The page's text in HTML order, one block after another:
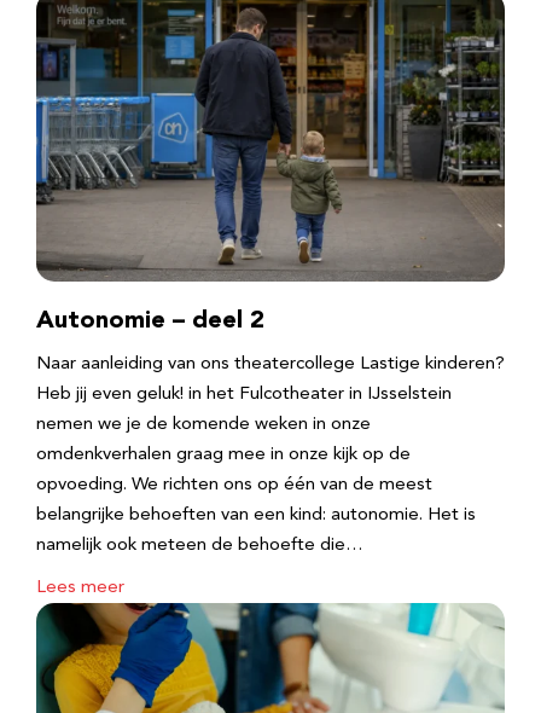
Autonomie – deel 2
Naar aanleiding van ons theatercollege Lastige kinderen?
Heb jij even geluk! in het Fulcotheater in IJsselstein
nemen we je de komende weken in onze
omdenkverhalen graag mee in onze kijk op de
opvoeding. We richten ons op één van de meest
belangrijke behoeften van een kind: autonomie. Het is
namelijk ook meteen de behoefte die…
Lees meer